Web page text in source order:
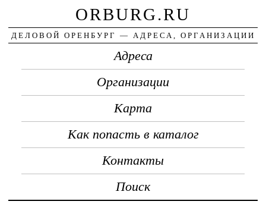
ORBURG.RU
ДЕЛОВОЙ ОРЕНБУРГ — АДРЕСА, ОРГАНИЗАЦИИ
Адреса
Организации
Карта
Как попасть в каталог
Контакты
Поиск